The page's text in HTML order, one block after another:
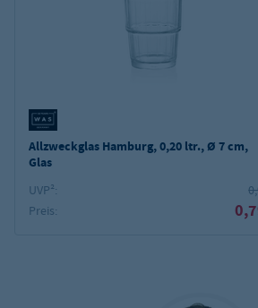
Allzweckglas Hamburg, 0,20 ltr., Ø 7 cm,
Glas
UVP²:
Preis: